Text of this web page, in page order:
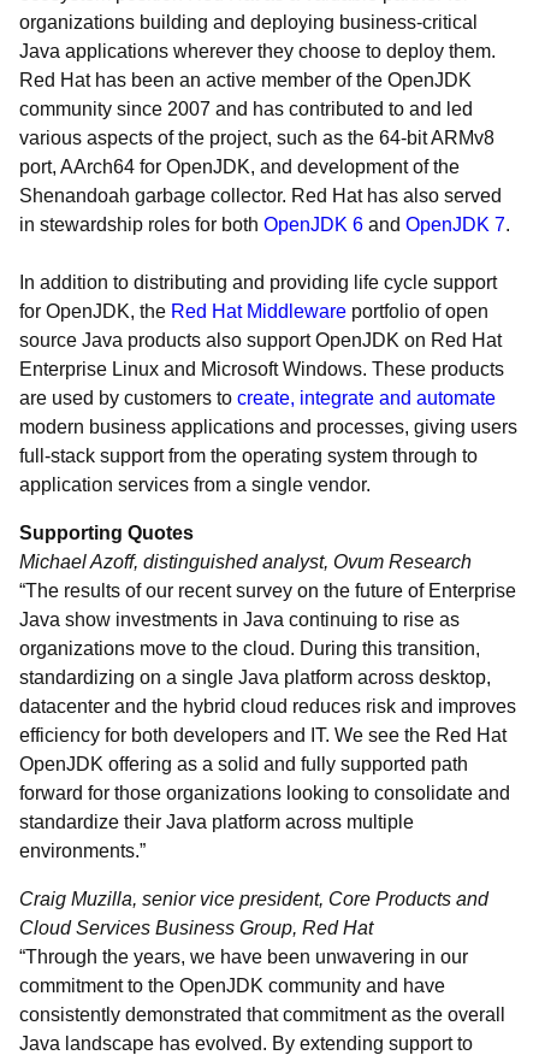
organizations building and deploying business-critical
Java applications wherever they choose to deploy them.
Red Hat has been an active member of the OpenJDK
community since 2007 and has contributed to and led
various aspects of the project, such as the 64-bit ARMv8
port, AArch64 for OpenJDK, and development of the
Shenandoah garbage collector. Red Hat has also served
in stewardship roles for both OpenJDK 6 and OpenJDK 7.
In addition to distributing and providing life cycle support
for OpenJDK, the Red Hat Middleware portfolio of open
source Java products also support OpenJDK on Red Hat
Enterprise Linux and Microsoft Windows. These products
are used by customers to create, integrate and automate
modern business applications and processes, giving users
full-stack support from the operating system through to
application services from a single vendor.
Supporting Quotes
Michael Azoff, distinguished analyst, Ovum Research
“The results of our recent survey on the future of Enterprise
Java show investments in Java continuing to rise as
organizations move to the cloud. During this transition,
standardizing on a single Java platform across desktop,
datacenter and the hybrid cloud reduces risk and improves
efficiency for both developers and IT. We see the Red Hat
OpenJDK offering as a solid and fully supported path
forward for those organizations looking to consolidate and
standardize their Java platform across multiple
environments.”
Craig Muzilla, senior vice president, Core Products and
Cloud Services Business Group, Red Hat
“Through the years, we have been unwavering in our
commitment to the OpenJDK community and have
consistently demonstrated that commitment as the overall
Java landscape has evolved. By extending support to